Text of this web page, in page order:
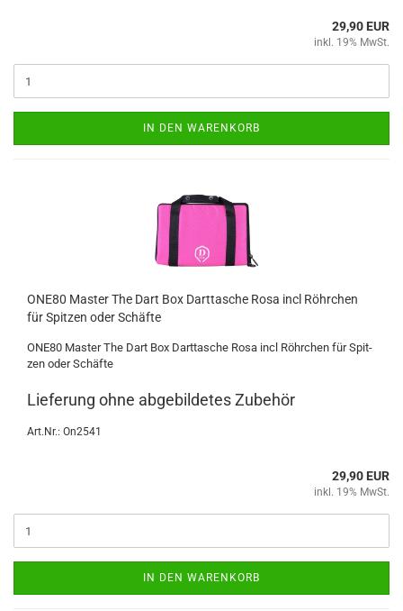
29,90 EUR
inkl. 19% MwSt.
IN DEN WARENKORB
ONE80 Mas­ter The Dart Box Dart­ta­sche Rosa incl Röhr­chen
für Spit­zen oder Schäf­te
ONE80 Mas­ter The Dart Box Dart­ta­sche Rosa incl Röhr­chen für Spit­
zen oder Schäf­te
Lie­fe­rung ohne ab­ge­bil­de­tes Zu­be­hör
Art.Nr.: On2541
29,90 EUR
inkl. 19% MwSt.
IN DEN WARENKORB